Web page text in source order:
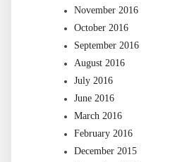
November 2016
October 2016
September 2016
August 2016
July 2016
June 2016
March 2016
February 2016
December 2015